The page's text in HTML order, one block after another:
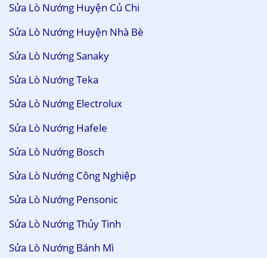
Sửa Lò Nướng Huyện Củ Chi
Sửa Lò Nướng Huyện Nhà Bè
Sửa Lò Nướng Sanaky
Sửa Lò Nướng Teka
Sửa Lò Nướng Electrolux
Sửa Lò Nướng Hafele
Sửa Lò Nướng Bosch
Sửa Lò Nướng Công Nghiệp
Sửa Lò Nướng Pensonic
Sửa Lò Nướng Thủy Tinh
Sửa Lò Nướng Bánh Mì